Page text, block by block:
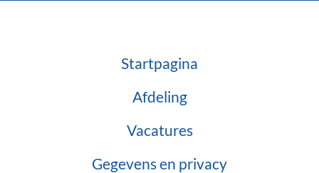
Startpagina
Afdeling
Vacatures
Gegevens en privacy